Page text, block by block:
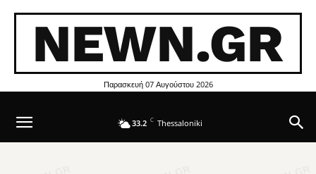
NEWN.GR
Παρασκευή 07 Αυγούστου 2026
33.2 C Thessaloniki